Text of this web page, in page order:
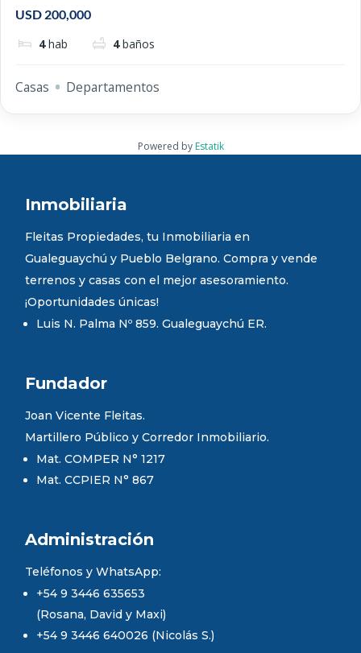
USD 200,000
4 hab 4 baños
Casas Departamentos
Powered by Estatik
Inmobiliaria
Fleitas Propiedades, tu Inmobiliaria en
Gualeguaychú y Pueblo Belgrano. Compra y vende
terrenos y casas con el mejor asesoramiento.
¡Oportunidades únicas!
Luis N. Palma Nº 859. Gualeguaychú ER.
Fundador
Joan Vicente Fleitas.
Martillero Público y Corredor Inmobiliario.
Mat. COMPER N° 1217
Mat. CCPIER N° 867
Administración
Teléfonos y WhatsApp:
+54 9 3446 635653
(Rosana, David y Maxi)
+54 9 3446 640026 (Nicolás S.)